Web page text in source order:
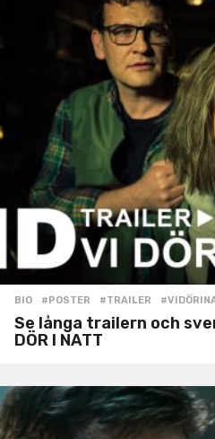
BIO #POSTER ,#TRAILER ,
Se långa trailern och
DÖR I NATT